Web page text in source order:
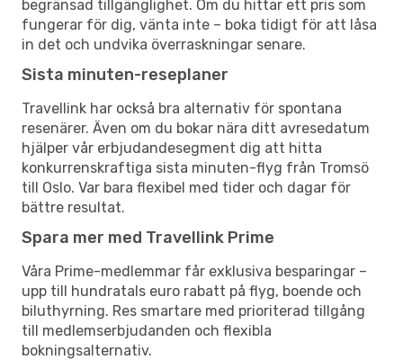
begränsad tillgänglighet. Om du hittar ett pris som
fungerar för dig, vänta inte – boka tidigt för att låsa
in det och undvika överraskningar senare.
Sista minuten-reseplaner
Travellink har också bra alternativ för spontana
resenärer. Även om du bokar nära ditt avresedatum
hjälper vår erbjudandesegment dig att hitta
konkurrenskraftiga sista minuten-flyg från Tromsö
till Oslo. Var bara flexibel med tider och dagar för
bättre resultat.
Spara mer med Travellink Prime
Våra Prime-medlemmar får exklusiva besparingar –
upp till hundratals euro rabatt på flyg, boende och
biluthyrning. Res smartare med prioriterad tillgång
till medlemserbjudanden och flexibla
bokningsalternativ.